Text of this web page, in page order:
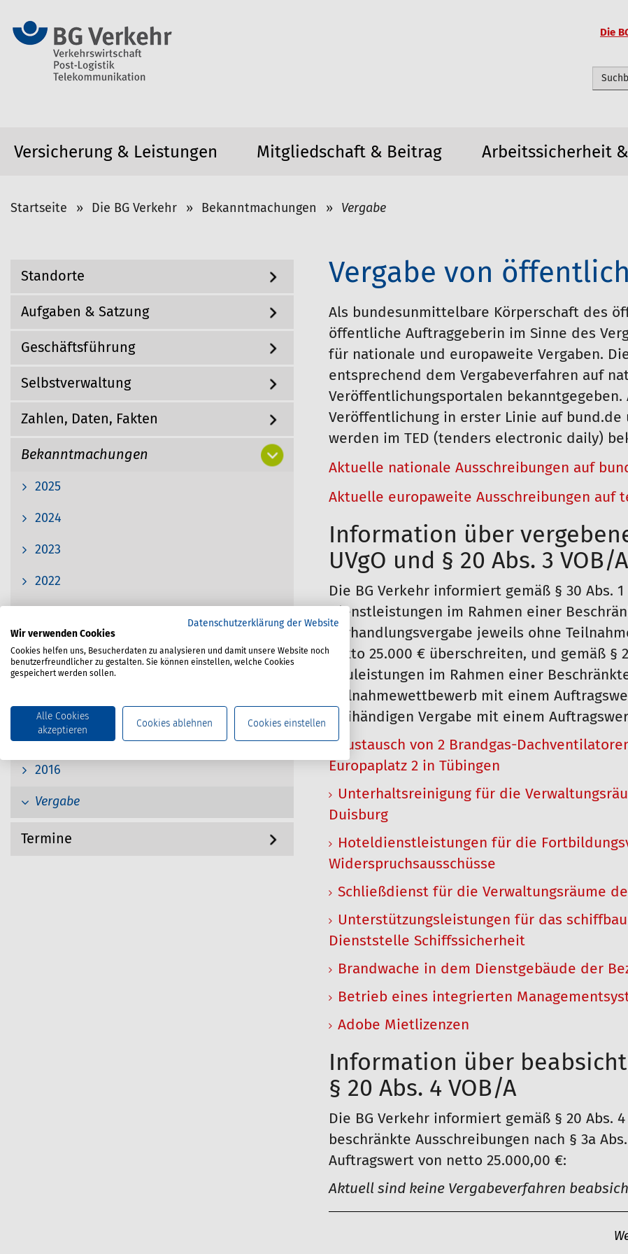
Die
Versicherung & Leistungen Mitgliedschaft & Beitrag Arbeitssicherheit
S
Startseite Die BG Verkehr Bekanntmachungen Vergabe
Vergabe von
Als bundesunmittelbare Körperschaft des
öffentliche Auftraggeberin im Sinne des
für nationale und europaweite Vergaben.
entsprechend dem Vergabeverfahren auf
Veröffentlichungsportalen
Veröffentlichung in erster Linie auf bund.de
werden im TED (tenders electronic daily)
Aktuelle nationale Ausschreibungen auf
Aktuelle europaweite Ausschreibungen auf
Information über
UVgO und § 20 Abs. 3 VOB/A
Die BG Verkehr informiert gemäß § 30 Abs.
Dienstleistungen im Rahmen einer
Verhandlungsvergabe jeweils ohne
netto 25.000 € überschreiten, und gemäß §
Bauleistungen im Rahmen einer
Teilnahmewettbewerb mit einem
freihändigen Vergabe mit einem
Austausch von 2 Brandgas-
Europaplatz 2 in Tübingen
Unterhaltsreinigung für die
Duisburg
Hoteldienstleistungen für die
Widerspruchsausschüsse
Schließdienst für die Verwaltungsräume
Unterstützungsleistungen für das
Dienststelle Schiffssicherheit
Brandwache in dem Dienstgebäude der
Betrieb eines integrierten
Adobe Mietlizenzen
Information über
§ 20 Abs. 4 VOB/A
Die BG Verkehr informiert gemäß § 20 Abs.
beschränkte Ausschreibungen nach § 3a
Auftragswert von netto 25.000,00 €:
Aktuell sind keine Vergabeverfahren
Standorte
Aufgaben & Satzung
Geschäftsführung
Selbstverwaltung
Zahlen, Daten, Fakten
Bekanntmachungen
2025
2024
2023
2022
2020
2019
2018
2017
2016
Vergabe
Termine
Datenschutzerklärung der Website
Wir verwenden Cookies
Cookies helfen uns, Besucherdaten zu analysieren und damit unsere Website noch
benutzerfreundlicher zu gestalten. Sie können einstellen, welche Cookies
gespeichert werden sollen.
Alle Cookies
akzeptieren
Cookies ablehnen Cookies einstellen